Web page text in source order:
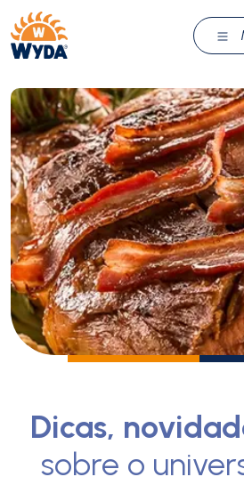
Dicas,
sobre o